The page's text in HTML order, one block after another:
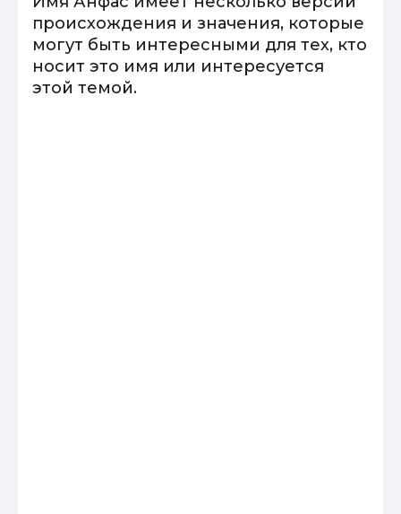
происхождения и значения, которые
могут быть интересными для тех, кто
носит это имя или интересуется
этой темой.